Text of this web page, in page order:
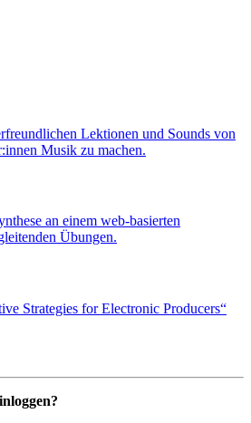
Lektionen und Sounds von
Musik zu machen.
an einem web-basierten
Übungen.
Strategies for Electronic Producers“